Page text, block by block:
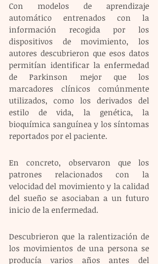
Con modelos de aprendizaje
automático entrenados con la
información recogida por los
dispositivos de movimiento, los
autores descubrieron que esos datos
permitían identificar la enfermedad
de Parkinson mejor que los
marcadores clínicos comúnmente
utilizados, como los derivados del
estilo de vida, la genética, la
bioquímica sanguínea y los síntomas
reportados por el paciente.
En concreto, observaron que los
patrones relacionados con la
velocidad del movimiento y la calidad
del sueño se asociaban a un futuro
inicio de la enfermedad.
Descubrieron que la ralentización de
los movimientos de una persona se
producía varios años antes del